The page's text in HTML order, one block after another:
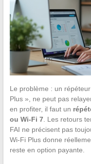
Le problème : un
Plus », ne peut pas
en profiter, il faut un
ou Wi-Fi 7. Les retours
FAI ne précisent pas
Wi-Fi Plus donne
reste en option payante.